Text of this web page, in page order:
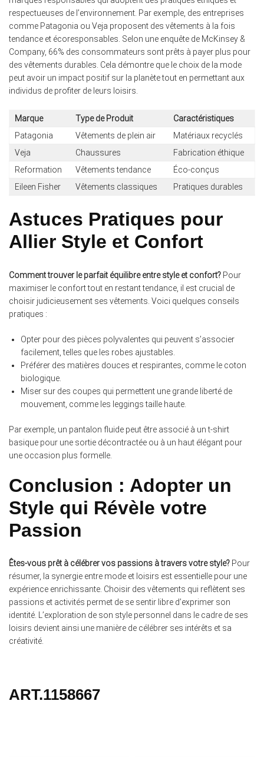
respectueuses de l’environnement. Par exemple, des entreprises
comme Patagonia ou Veja proposent des vêtements à la fois
tendance et écoresponsables. Selon une enquête de McKinsey &
Company, 66% des consommateurs sont prêts à payer plus pour
des vêtements durables. Cela démontre que le choix de la mode
peut avoir un impact positif sur la planète tout en permettant aux
individus de profiter de leurs loisirs.
Marque Type de Produit
Caractéristiques
Patagonia
Vêtements de plein air
Matériaux recyclés
Veja
Chaussures
Fabrication éthique
Reformation
Vêtements tendance
Éco-conçus
Eileen Fisher
Vêtements classiques Pratiques durables
Astuces Pratiques pour
Allier Style et Confort
Comment trouver le parfait équilibre entre style et confort? Pour
maximiser le confort tout en restant tendance, il est crucial de
choisir judicieusement ses vêtements. Voici quelques conseils
pratiques :
Opter pour des pièces polyvalentes qui peuvent s’associer
facilement, telles que les robes ajustables.
Préférer des matières douces et respirantes, comme le coton
biologique.
Miser sur des coupes qui permettent une grande liberté de
mouvement, comme les leggings taille haute.
Par exemple, un pantalon fluide peut être associé à un t-shirt
basique pour une sortie décontractée ou à un haut élégant pour
une occasion plus formelle.
Conclusion : Adopter un
Style qui Révèle votre
Passion
Êtes-vous prêt à célébrer vos passions à travers votre style? Pour
résumer, la synergie entre mode et loisirs est essentielle pour une
expérience enrichissante. Choisir des vêtements qui reflètent ses
passions et activités permet de se sentir libre d’exprimer son
identité. L’exploration de son style personnel dans le cadre de ses
loisirs devient ainsi une manière de célébrer ses intérêts et sa
créativité.
ART.1158667